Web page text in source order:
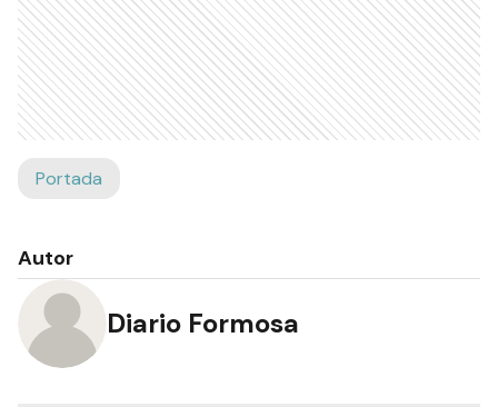
Portada
Autor
Diario Formosa